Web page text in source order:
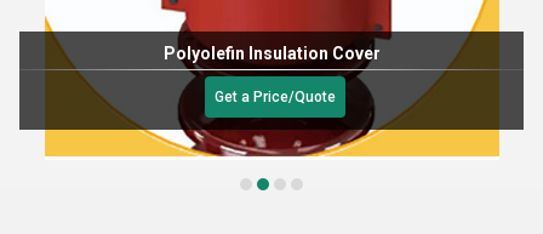
Polyolefin Insulation Cover
Get a Price/Quote